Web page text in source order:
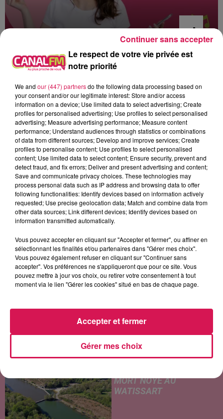
0h00 - 6h00
Les hits de Canal FM
3h03
3h03
TOM GRENNAN
Little Bit Of Love
3h00
3h00
OFENBACH, STARSAILOR
Four To The Floor
2h57
2h57
JULIEN LIEB ET OTTA
Dis-Moi Où ?
LES ARTICLES LES PLUS CONSULTÉS
CHALEUR ET RISQUE
D'ORAGES CE LUNDI EN
THIÉRACHE
Un temps typiquement estival
des températures élevées
l'après-midi et un risque
JEUMONT : UN
MORT NOYÉ AU
WATISSART
Le respect de votre vie privée est
notre priorité
We and our (447) partnersdo the following data processing based on
your consent and/or our legitimate interest: Store and/or access
information on a device; Use limited data to select advertising; Create
profiles for personalised advertising; Use profiles to select personalised
advertising; Measure advertising performance; Measure content
performance; Understand audiences through statistics or combinations
of data from different sources; Develop and improve services; Create
profiles to personalise content; Use profiles to select personalised
content; Use limited data to select content; Ensure security, prevent and
detect fraud, and fix errors; Deliver and present advertising and content;
Save and communicate privacy choices. These technologies may
process personal data such as IP address and browsing data to offer
following functionalities: Identify devices based on information actively
requested; Use precise geolocation data; Match and combine data from
other data sources; Link different devices; Identify devices based on
information transmitted automatically.
Vous pouvez accepter en cliquant sur "Accepter et fermer", ou affiner en
sélectionnant les finalités et/ou partenaires dans "Gérer mes choix".
Vous pouvez également refuser en cliquant sur "Continuer sans
accepter". Vos préférences ne s'appliqueront que pour ce site. Vous
pouvez mettre à jour vos choix, ou retirer votre consentement à tout
moment via le lien "Gérer les cookies" situé en bas de chaque page.
Gérer mes choix
Accepter et fermer
Continuer sans accepter